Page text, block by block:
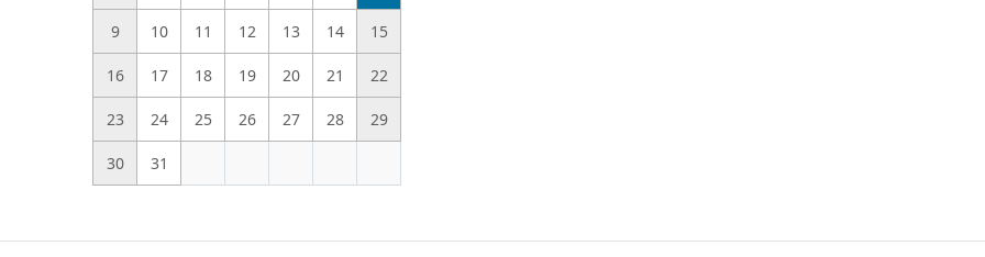
9 10 11 12 13 14 15
16 17 18 19 20 21 22
23 24 25 26 27 28 29
30 31